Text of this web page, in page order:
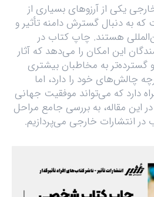
یکی از آرزوهای بسیاری از
به دنبال گسترش دامنه تأثیر و
هستند. چاپ کتاب در
این امکان را می‌دهد که آثار
و گسترده‌تر به مخاطبان بیشتری
چالش‌های خود را دارد، اما
دارد که می‌تواند موفقیت جهانی
این مقاله، به بررسی جامع مراحل
انتشارات خارجی می‌پردازیم.